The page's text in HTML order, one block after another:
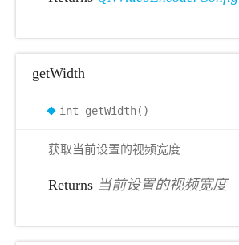
getWidth
int getWidth()
获取当前设置的视频宽度
Returns 当前设置的视频宽度